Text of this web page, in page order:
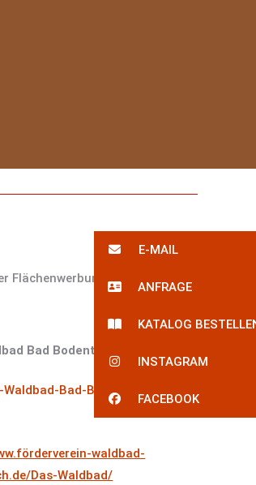
auf unseren
Bad Bodenteich
waldbad-
Das-Waldbad/
E-MAIL
ANFRAGE
KATALOG
INSTAGRAM
FACEBOOK